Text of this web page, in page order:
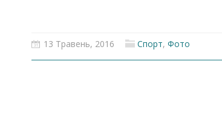
13 Травень, 2016 Спорт, Фото